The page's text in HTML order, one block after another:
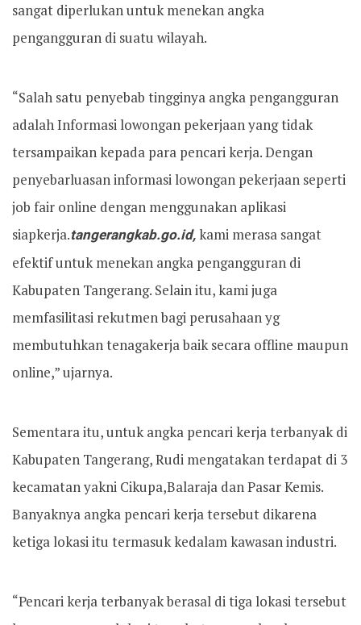
sangat diperlukan untuk menekan angka
pengangguran di suatu wilayah.
“Salah satu penyebab tingginya angka pengangguran
adalah Informasi lowongan pekerjaan yang tidak
tersampaikan kepada para pencari kerja. Dengan
penyebarluasan informasi lowongan pekerjaan seperti
job fair online dengan menggunakan aplikasi
siapkerja.tangerangkab.go.id,kami merasa sangat
efektif untuk menekan angka pengangguran di
Kabupaten Tangerang. Selain itu, kami juga
memfasilitasi rekutmen bagi perusahaan yg
membutuhkan tenagakerja baik secara offline maupun
online,” ujarnya.
Sementara itu, untuk angka pencari kerja terbanyak di
Kabupaten Tangerang, Rudi mengatakan terdapat di 3
kecamatan yakni Cikupa,Balaraja dan Pasar Kemis.
Banyaknya angka pencari kerja tersebut dikarena
ketiga lokasi itu termasuk kedalam kawasan industri.
“Pencari kerja terbanyak berasal di tiga lokasi tersebut